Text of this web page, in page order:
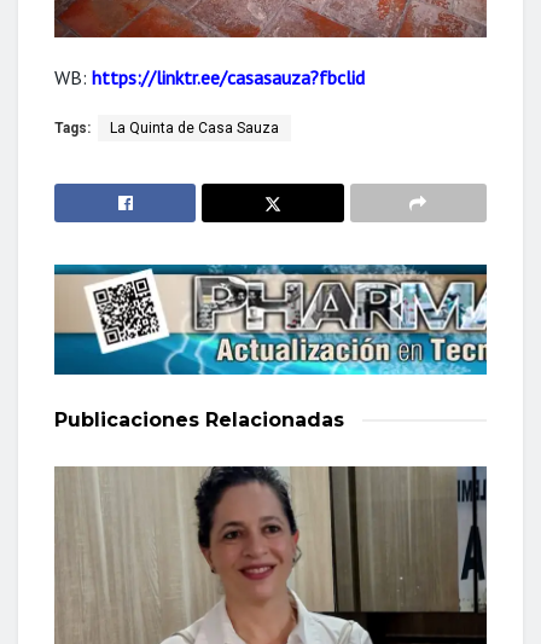
WB: https://linktr.ee/casasauza?fbclid
Tags: La Quinta de Casa Sauza
Publicaciones Relacionadas